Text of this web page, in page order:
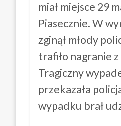
miał miejsce 29
Piasecznie. W
zginął młody
trafiło nagranie
Tragiczny
przekazała
wypadku brał